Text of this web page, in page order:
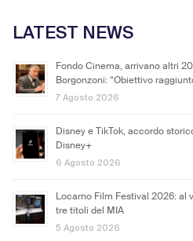
LATEST NEWS
Fondo Cinema, arrivano altri
Borgonzoni: “Obiettivo
7 Agosto 2026
Disney e TikTok, accordo
Disney+
6 Agosto 2026
Locarno Film Festival 2026: al
tre titoli del MIA
5 Agosto 2026